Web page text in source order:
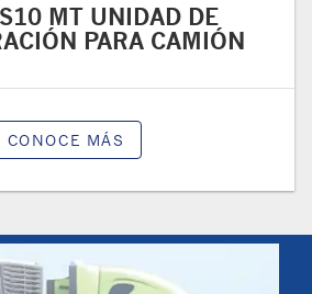
MT UNIDAD DE
PARA CAMIÓN
CONOCE MÁS